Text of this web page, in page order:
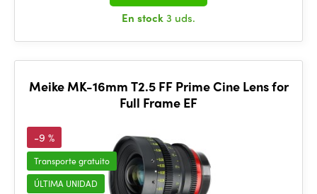
En stock3 uds.
Meike MK-16mm T2.5 FF Prime Cine Lens for
Full Frame EF
-9 %
Transporte gratuito
ÚLTIMA UNIDAD